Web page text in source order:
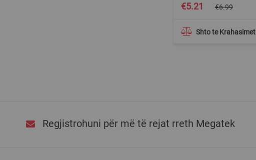
Shto te Krahasimet
Special
Price
€5.21 €6.99
Regjistrohuni për më të rejat rreth Megatek